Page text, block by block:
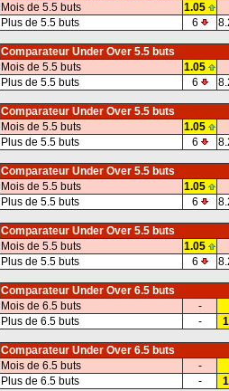
Mois de 5.5 buts
1.05
Plus de 5.5 buts
6
Comparateur Under Over 5.5 buts
Mois de 5.5 buts
1.05
Plus de 5.5 buts
6
Comparateur Under Over 5.5 buts
Mois de 5.5 buts
1.05
Plus de 5.5 buts
6
Comparateur Under Over 5.5 buts
Mois de 5.5 buts
1.05
Plus de 5.5 buts
6
Comparateur Under Over 5.5 buts
Mois de 5.5 buts
1.05
Plus de 5.5 buts
6
Comparateur Under Over 6.5 buts
Mois de 6.5 buts
-
Plus de 6.5 buts
-
Comparateur Under Over 6.5 buts
Mois de 6.5 buts
-
Plus de 6.5 buts
-